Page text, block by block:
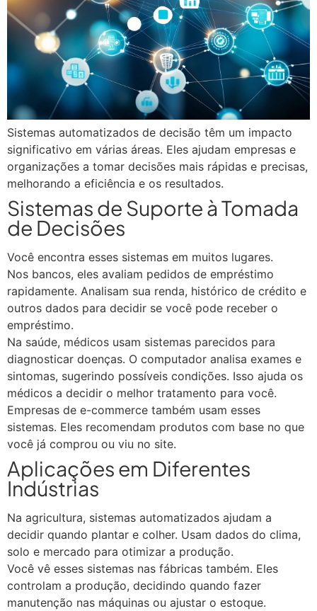
Sistemas automatizados de decisão têm um impacto
significativo em várias áreas. Eles ajudam empresas e
organizações a tomar decisões mais rápidas e precisas,
melhorando a eficiência e os resultados.
Sistemas de Suporte à Tomada
de Decisões
Você encontra esses sistemas em muitos lugares.
Nos bancos, eles avaliam pedidos de empréstimo
rapidamente. Analisam sua renda, histórico de crédito e
outros dados para decidir se você pode receber o
empréstimo.
Na saúde, médicos usam sistemas parecidos para
diagnosticar doenças. O computador analisa exames e
sintomas, sugerindo possíveis condições. Isso ajuda os
médicos a decidir o melhor tratamento para você.
Empresas de e-commerce também usam esses
sistemas. Eles recomendam produtos com base no que
você já comprou ou viu no site.
Aplicações em Diferentes
Indústrias
Na agricultura, sistemas automatizados ajudam a
decidir quando plantar e colher. Usam dados do clima,
solo e mercado para otimizar a produção.
Você vê esses sistemas nas fábricas também. Eles
controlam a produção, decidindo quando fazer
manutenção nas máquinas ou ajustar o estoque.